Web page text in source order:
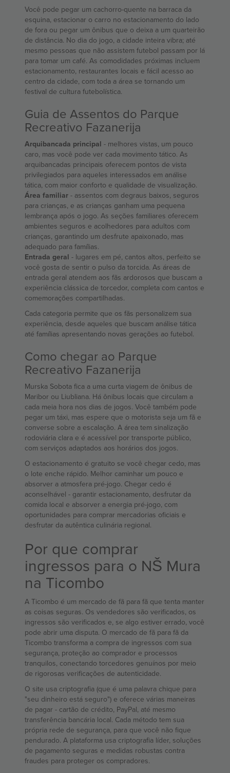
Você pode pegar um cachorro-quente na barraca da
esquina, estacionar o carro no estacionamento do lado
de fora ou pegar um ônibus que o deixa a um quarteirão
de distância. No dia do jogo, a cidade inteira vibra; até
mesmo pessoas que não assistem futebol passam por lá
para tomar um café. As comodidades próximas incluem
estacionamento, restaurantes locais e fácil acesso ao
centro da cidade, com toda a área se tornando um
festival de cultura futebolística.
Guia de Assentos do Parque
Recreativo Fazanerija
Arquibancada principal - melhores vistas, um pouco
caro, mas você pode ver cada movimento tático. As
arquibancadas principais oferecem pontos de vista
privilegiados para aqueles interessados ​​em análise
tática, com maior conforto e qualidade de visualização.
Área familiar - assentos com degraus baixos, seguros
para crianças, e as crianças ganham uma pequena
lembrança após o jogo. As seções familiares oferecem
ambientes seguros e acolhedores para adultos com
crianças, garantindo um desfrute apaixonado, mas
adequado para famílias.
Entrada geral - lugares em pé, cantos altos, perfeito se
você gosta de sentir o pulso da torcida. As áreas de
entrada geral atendem aos fãs ardorosos que buscam a
experiência clássica de torcedor, completa com cantos e
comemorações compartilhadas.
Cada categoria permite que os fãs personalizem sua
experiência, desde aqueles que buscam análise tática
até famílias apresentando novas gerações ao futebol.
Como chegar ao Parque
Recreativo Fazanerija
Murska Sobota fica a uma curta viagem de ônibus de
Maribor ou Liubliana. Há ônibus locais que circulam a
cada meia hora nos dias de jogos. Você também pode
pegar um táxi, mas espere que o motorista seja um fã e
converse sobre a escalação. A área tem sinalização
rodoviária clara e é acessível por transporte público,
com serviços adaptados aos horários dos jogos.
O estacionamento é gratuito se você chegar cedo, mas
o lote enche rápido. Melhor caminhar um pouco e
absorver a atmosfera pré-jogo. Chegar cedo é
aconselhável - garantir estacionamento, desfrutar da
comida local e absorver a energia pré-jogo, com
oportunidades para comprar mercadorias oficiais e
desfrutar da autêntica culinária regional.
Por que comprar
ingressos para o NŠ Mura
na Ticombo
A Ticombo é um mercado de fã para fã que tenta manter
as coisas seguras. Os vendedores são verificados, os
ingressos são verificados e, se algo estiver errado, você
pode abrir uma disputa. O mercado de fã para fã da
Ticombo transforma a compra de ingressos com sua
segurança, proteção ao comprador e processos
tranquilos, conectando torcedores genuínos por meio
de rigorosas verificações de autenticidade.
O site usa criptografia (que é uma palavra chique para
"seu dinheiro está seguro") e oferece várias maneiras
de pagar - cartão de crédito, PayPal, até mesmo
transferência bancária local. Cada método tem sua
própria rede de segurança, para que você não fique
pendurado. A plataforma usa criptografia líder, soluções
de pagamento seguras e medidas robustas contra
fraudes para proteger os compradores.